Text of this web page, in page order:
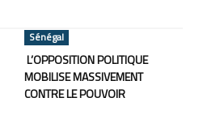
Sénégal
L’OPPOSITION POLITIQUE
MOBILISE MASSIVEMENT
CONTRE LE POUVOIR